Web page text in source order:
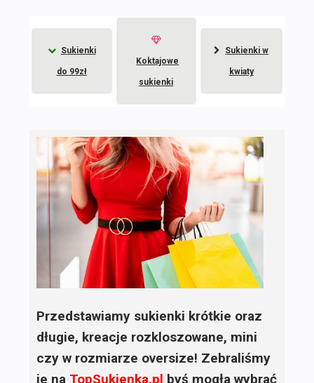
Sukienki
do 99zł
Koktajowe
sukienki
Sukienki w
kwiaty
Przedstawiamy sukienki krótkie oraz
długie, kreacje rozkloszowane, mini
czy w rozmiarze oversize! Zebraliśmy
je na TopSukienka.pl byś mogła wybrać